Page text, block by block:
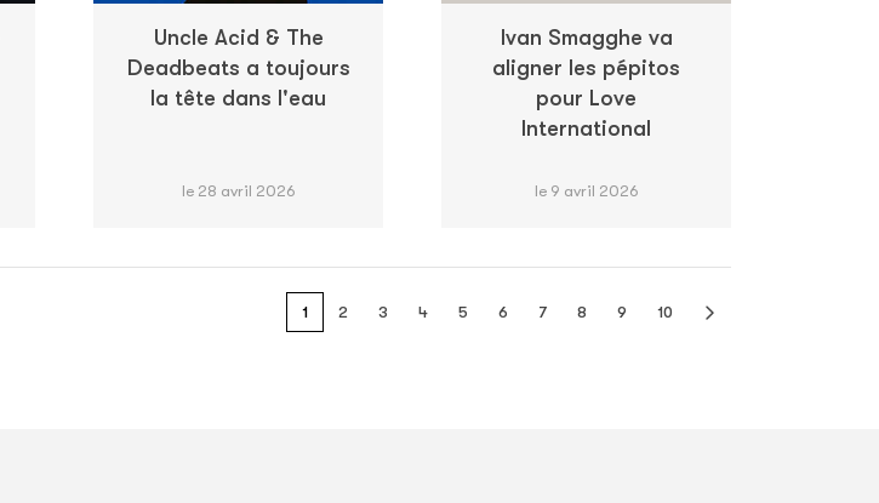
Uncle Acid & The
Deadbeats a toujours
la tête dans l'eau
le 28 avril 2026
Ivan Smagghe va
aligner les pépitos
pour Love
International
le 9 avril 2026
1 2 3 4 5 6 7 8 9 10